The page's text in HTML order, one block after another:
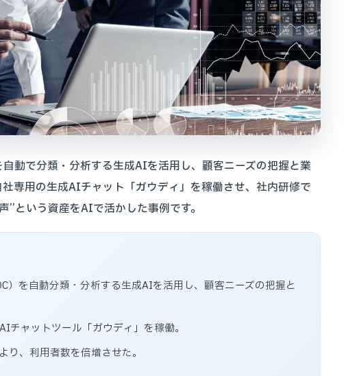
動で分類・分析する生成AIを活用し、顧客ニーズの把握と業
専用の生成AIチャット「ガウディ」を稼働させ、社内研修で
という資産をAIで活かした事例です。
）を自動分類・分析する生成AIを活用し、顧客ニーズの把握と
ャットツール「ガウディ」を稼働。
り、利用者数を倍増させた。